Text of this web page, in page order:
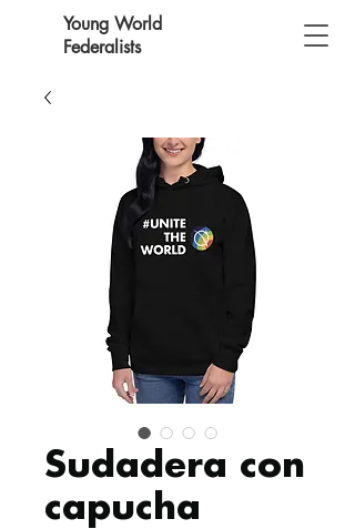
Young World
Federalists
Sudadera con
capucha